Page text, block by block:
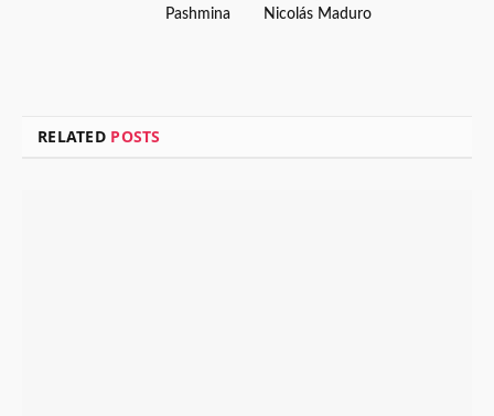
Pashmina
Nicolás Maduro
RELATED POSTS